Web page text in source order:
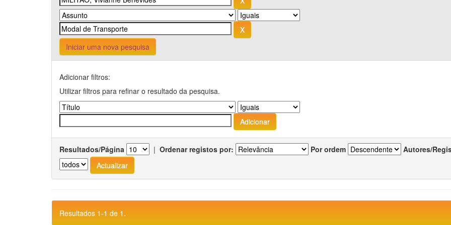
Iniciar uma nova pesquisa
Adicionar filtros:
Utilizar filtros para refinar o resultado da pesquisa.
Resultados/Página | Ordenar registos por: Por ordem Autores/
Resultados 1-1 de 1.